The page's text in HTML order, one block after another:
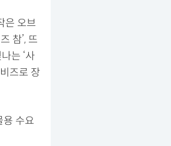
은 오브
참’, 뜨
는 ‘사
즈로 장
용 수요